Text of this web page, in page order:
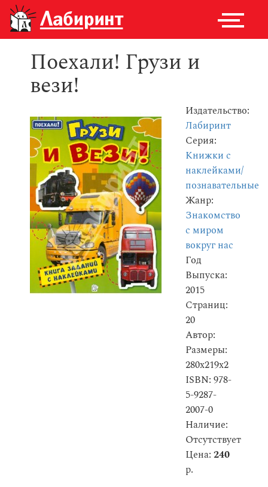
Поехали! Грузи и
вези!
Издательство:
Лабиринт
Серия:
Книжки с
наклейками/
познавательные
Жанр:
Знакомство
с миром
вокруг нас
Год
Выпуска:
2015
Страниц:
20
Автор:
Размеры:
280x219x2
ISBN: 978-
5-9287-
2007-0
Наличие:
Отсутствует
Цена: 240
р.